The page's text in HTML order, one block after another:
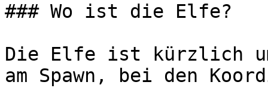
### Wo ist die Elfe?
Die Elfe ist kürzlich
am Spawn, bei den